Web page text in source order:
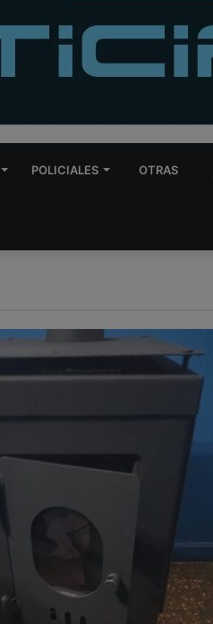
POLICIALES OTRAS